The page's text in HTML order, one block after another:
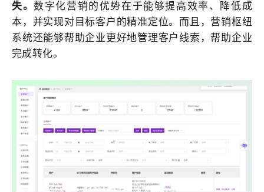
失。数字化营销的优势在于能够提高效率、降低成
本，并实现对目标客户的精准定位。而且， 营销枢纽
系统还能够帮助企业更好地管理客户线索，帮助企业
完成转化。